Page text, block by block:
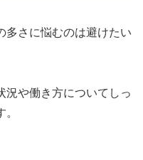
多さに悩むのは避けたい
況や働き方についてしっ